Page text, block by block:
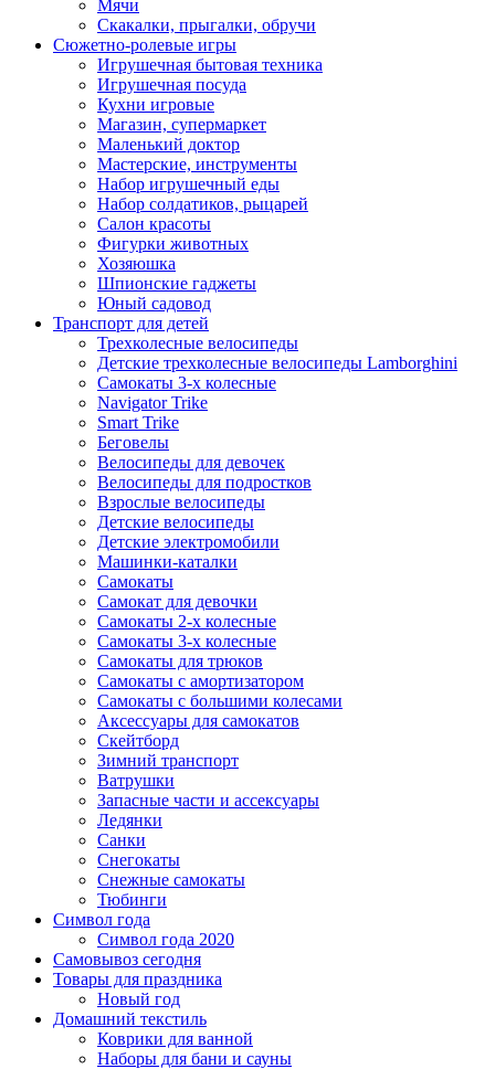
Мячи
Скакалки, прыгалки, обручи
Сюжетно-ролевые игры
Игрушечная бытовая техника
Игрушечная посуда
Кухни игровые
Магазин, супермаркет
Маленький доктор
Мастерские, инструменты
Набор игрушечный еды
Набор солдатиков, рыцарей
Салон красоты
Фигурки животных
Хозяюшка
Шпионские гаджеты
Юный садовод
Транспорт для детей
Трехколесные велосипеды
Детские трехколесные велосипеды Lamborghini
Самокаты 3-х колесные
Navigator Trike
Smart Trike
Беговелы
Велосипеды для девочек
Велосипеды для подростков
Взрослые велосипеды
Детские велосипеды
Детские электромобили
Машинки-каталки
Самокаты
Самокат для девочки
Самокаты 2-х колесные
Самокаты 3-х колесные
Самокаты для трюков
Самокаты с амортизатором
Самокаты с большими колесами
Аксессуары для самокатов
Скейтборд
Зимний транспорт
Ватрушки
Запасные части и ассексуары
Ледянки
Санки
Снегокаты
Снежные самокаты
Тюбинги
Символ года
Символ года 2020
Самовывоз сегодня
Товары для праздника
Новый год
Домашний текстиль
Коврики для ванной
Наборы для бани и сауны